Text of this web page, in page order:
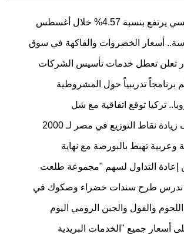
بنسبة 4.57% خلال أغسطس
أسعار الخضروات والفاكهة في سوق
تعلن تعطل خدمات تأسيس الشركات
برنامجاً تدريبياً حول المشروطية
تركيا توقع اتفاقية مع شل
نقاط التوزيع في مصر لـ 2000
وعربية تهبط بالبورصة مع نهاية
إعادة التداول لسهم "مجموعة طلعت
ندرس طرح سندات خضراء وصكوك في
والفول والجبن الرومي اليوم